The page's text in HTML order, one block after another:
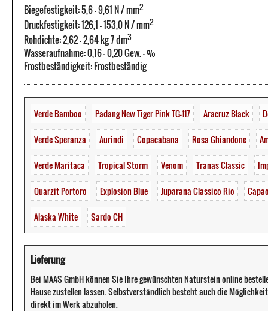
Biegefestigkeit: 5,6 - 9,61 N / mm2
Druckfestigkeit: 126,1 - 153,0 N / mm2
Rohdichte: 2,62 - 2,64 kg 7 dm3
Wasseraufnahme: 0,16 - 0,20 Gew. - %
Frostbeständigkeit: Frostbeständig
Verde Bamboo Padang New Tiger Pink TG-117 Aracruz Black
Verde Speranza Aurindi Copacabana Rosa Ghiandone
Verde Maritaca Tropical Storm Venom Tranas Classic
Quarzit Portoro Explosion Blue Juparana Classico Rio
Alaska White Sardo CH
Lieferung
Bei MAAS GmbH können Sie Ihre gewünschten Naturstein online
Hause zustellen lassen. Selbstverständlich besteht auch die
direkt im Werk abzuholen.